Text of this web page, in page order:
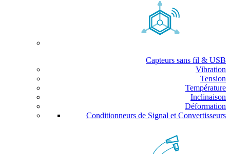
Capteurs sans fil & USB
Vibration
Tension
Température
Inclinaison
Déformation
Conditionneurs de Signal et Convertisseurs